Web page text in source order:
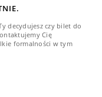
decydujesz czy bilet do
Cię
formalności w tym